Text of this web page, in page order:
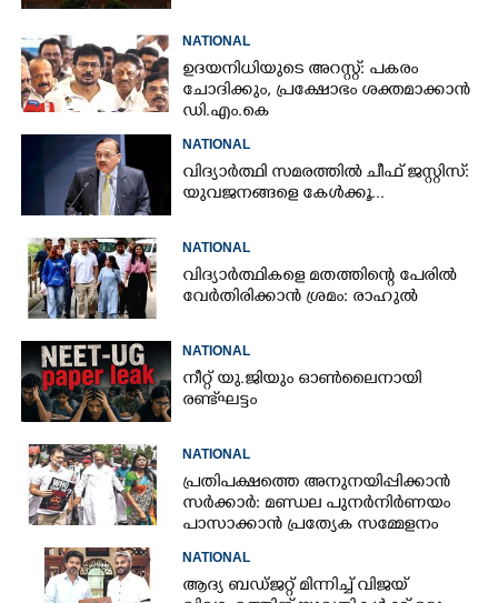
NATIONAL
ഉദയനിധിയുടെ അറസ്റ്റ്: പകരം
ചോദിക്കും,​ പ്രക്ഷോഭം ശക്തമാക്കാൻ
ഡി.എം.കെ
NATIONAL
വിദ്യാർത്ഥി സമരത്തിൽ ചീഫ് ജസ്റ്റിസ്:
യുവജനങ്ങളെ കേൾക്കൂ...
NATIONAL
വിദ്യാർത്ഥികളെ മതത്തിന്റെ പേരിൽ
വേർതിരിക്കാൻ ശ്രമം: രാഹുൽ
NATIONAL
നീറ്റ് യു.ജിയും ഓൺലൈനായി
രണ്ട് ഘട്ടം
NATIONAL
പ്രതിപക്ഷത്തെ അനുനയിപ്പിക്കാൻ
സർക്കാർ: മണ്ഡല പുനർനിർണയം
പാസാക്കാൻ പ്രത്യേക സമ്മേളനം
NATIONAL
ആദ്യ ബഡ്ജറ്റ് മിന്നിച്ച് വിജയ്